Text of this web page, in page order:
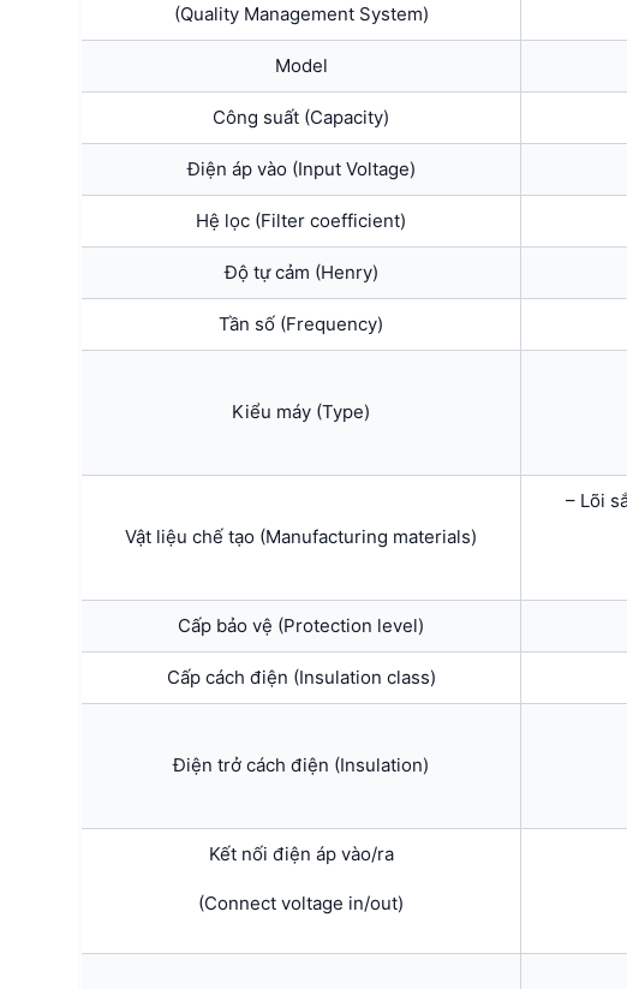
(Quality Management System)
Model
Công suất (Capacity)
Điện áp vào (Input Voltage)
Hệ lọc (Filter coefficient)
Độ tự cảm (Henry)
Tần số (Frequency)
Kiểu máy (Type)
Vật liệu chế tạo (Manufacturing materials)
– Lõi
Cấp bảo vệ (Protection level)
Cấp cách điện (Insulation class)
Điện trở cách điện (Insulation)
Kết nối điện áp vào/ra
(Connect voltage in/out)